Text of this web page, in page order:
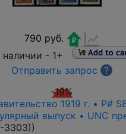
790 руб.
наличии - 1+
Отправить запрос
?
-19%
1919 г. • P#
выпуск • UNC
3303))